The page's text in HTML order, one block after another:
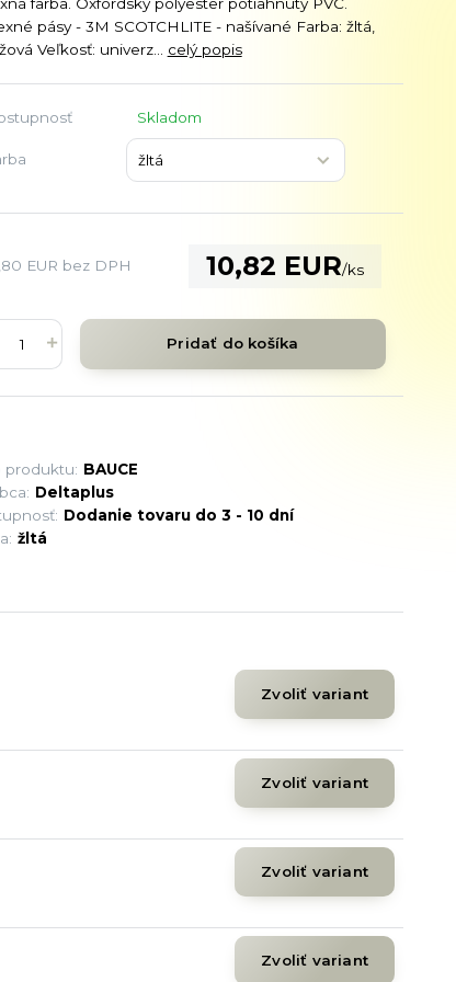
pásy - 3M SCOTCHLITE - našívané Farba: žltá,
Veľkosť: univerz... celý popis
Skladom
10,82 EUR/ks
EUR bez DPH
Pridať do košíka
produktu: BAUCE
Deltaplus
Dodanie tovaru do 3 - 10 dní
žltá
Zvoliť variant
Zvoliť variant
Zvoliť variant
Zvoliť variant